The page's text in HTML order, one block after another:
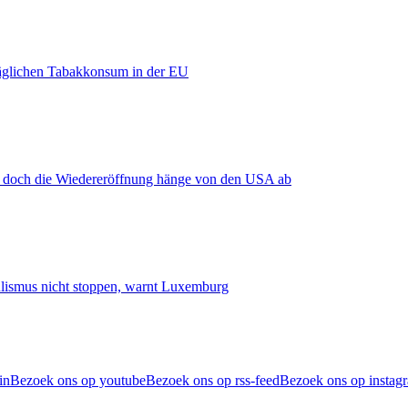
Tabakkonsum in der EU
die Wiedereröffnung hänge von den USA ab
nicht stoppen, warnt Luxemburg
Bezoek ons op youtubeBezoek ons op rss-feedBezoek ons op